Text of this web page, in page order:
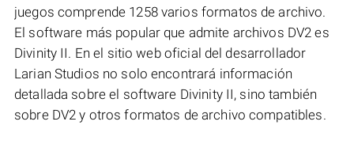
juegos comprende 1258 varios formatos de archivo.
El software más popular que admite archivos DV2 es
Divinity II. En el sitio web oficial del desarrollador
Larian Studios no solo encontrará información
detallada sobre el software Divinity II, sino también
sobre DV2 y otros formatos de archivo compatibles.